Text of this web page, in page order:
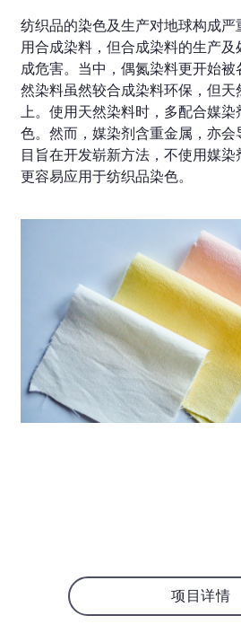
纺织品的染色及生产对地球构成
用合成染料，但合成染料的生产
成危害。当中，偶氮染料更开始
然染料虽然较合成染料环保，但
上。使用天然染料时，多配合媒
色。然而，媒染剂含重金属，亦
目旨在开发崭新方法，不使用媒
更容易应用于纺织品染色。
项目详情